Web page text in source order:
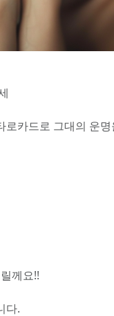
로카드로 그대의 운
께요!!
다.